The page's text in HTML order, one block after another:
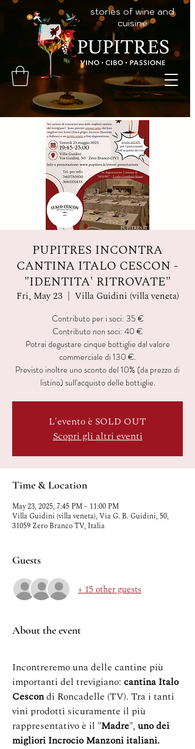
stories of wine and
cuisine
PUPITRES INCONTRA
CANTINA ITALO CESCON -
"IDENTITA' RITROVATE"
Fri, May 23
  |
Villa Guidini (villa veneta)
Contributo per i soci: 35 €
Contributo non soci: 40 €
Potrai degustare cinque bottiglie dal valore
commerciale di 130 €.
Previsto inoltre uno sconto del 10% (da prezzo di
listino) sull'acquisto delle bottiglie.
L'evento è SOLD OUT
Scopri gli altri eventi
Time & Location
May 23, 2025, 7:45 PM – 11:00 PM
Villa Guidini (villa veneta), Via G. B. Guidini, 50,
31059 Zero Branco TV, Italia
Guests
+ 15 other guests
About the event
Incontreremo una delle cantine più
importanti del trevigiano: cantina Italo
Cescon di Roncadelle (TV). Tra i tanti
vini prodotti sicuramente il più
rappresentativo è il "Madre", uno dei
migliori Incrocio Manzoni italiani.